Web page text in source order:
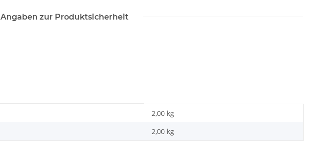
Angaben zur Produktsicherheit
2,00 kg
2,00 kg